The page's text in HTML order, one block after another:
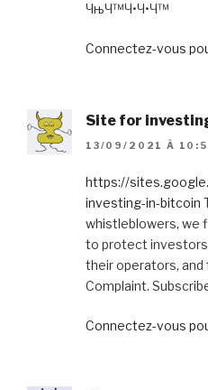
ЧњЧ™Ч•Ч•Ч™
Connectez-vous
Site for
13/09/2021 À
https://
investing-in-bitcoin
whistleblowers, we
to protect
their operators,
Complaint.
Connectez-vous